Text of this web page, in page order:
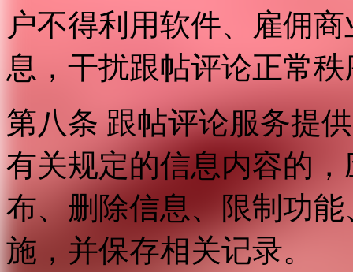
户不得利用软件、雇佣
息，干扰跟帖评论正常
第八条 跟帖评论服务提
有关规定的信息内容的
布、删除信息、限制功
施，并保存相关记录。